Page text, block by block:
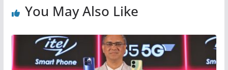
You May Also Like